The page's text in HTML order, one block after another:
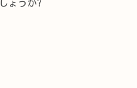
ょうか?